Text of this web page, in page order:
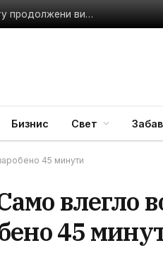
Бизнис Свет
45 минути
влегло
45